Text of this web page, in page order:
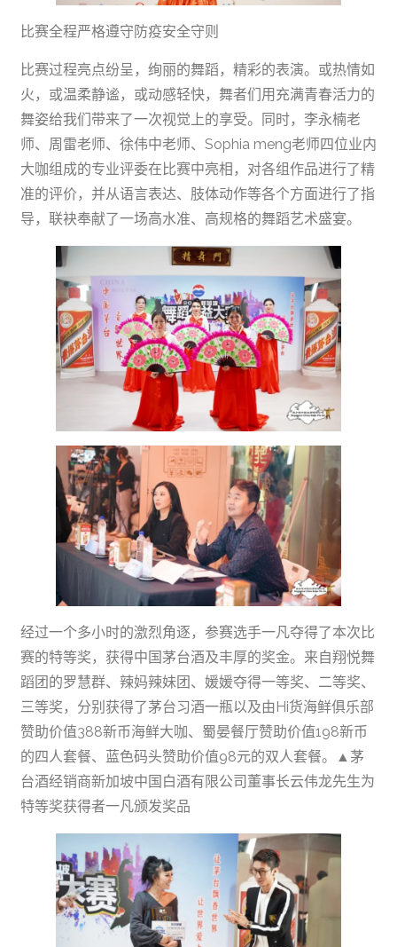
比赛全程严格遵守防疫安全守则
比赛过程亮点纷呈，绚丽的舞蹈，精彩的表演。或热情如
火，或温柔静谧，或动感轻快，舞者们用充满青春活力的
舞姿给我们带来了一次视觉上的享受。同时，李永楠老
师、周雷老师、徐伟中老师、Sophia meng老师四位业内
大咖组成的专业评委在比赛中亮相，对各组作品进行了精
准的评价，并从语言表达、肢体动作等各个方面进行了指
导，联袂奉献了一场高水准、高规格的舞蹈艺术盛宴。
经过一个多小时的激烈角逐，参赛选手一凡夺得了本次比
赛的特等奖，获得中国茅台酒及丰厚的奖金。来自翔悦舞
蹈团的罗慧群、辣妈辣妹团、媛媛夺得一等奖、二等奖、
三等奖，分别获得了茅台习酒一瓶以及由Hi货海鲜俱乐部
赞助价值388新币海鲜大咖、蜀晏餐厅赞助价值198新币
的四人套餐、蓝色码头赞助价值98元的双人套餐。▲茅
台酒经销商新加坡中国白酒有限公司董事长云伟龙先生为
特等奖获得者一凡颁发奖品